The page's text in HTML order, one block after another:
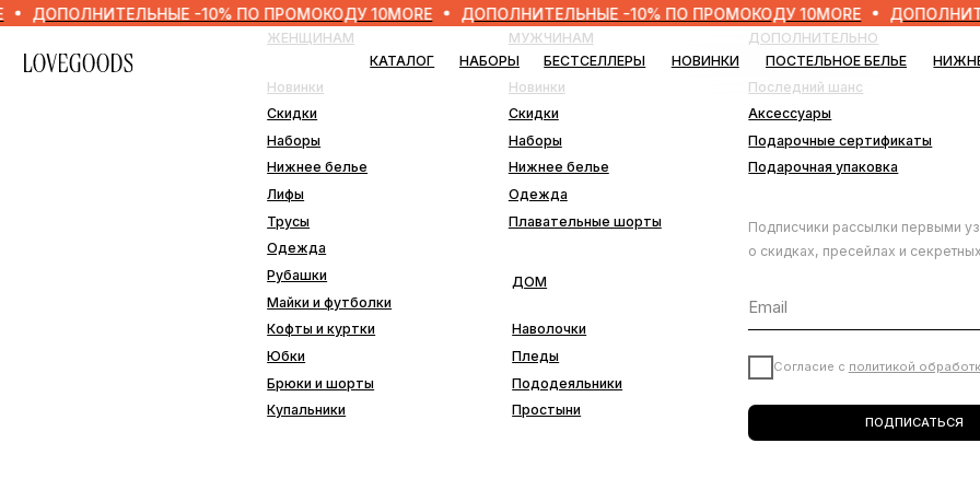
-10% ПО ПРОМОКОДУ 10MORE ДОПОЛНИТЕЛЬНЫЕ -10% ПО ПРОМОКОДУ 10MORE
БЕСТСЕЛЛЕРЫ НОВИНКИ ПОСТЕЛЬНОЕ БЕЛЬЕ НИЖНЕЕ БЕЛЬЕ
НАБОРЫ
КАТАЛОГ
ЖЕНЩИНАМ
Наволочки
Простыни
Наборы
Нижнее белье
Трусы
Рубашки
Одежда
Лифы
Плавательные шорты
Нижнее белье Подарочная упаковка
Подарочные сертификаты
МУЖЧИНАМ ДОПОЛНИТЕЛЬНО
Брюки и шорты
Купальники
Кофты и куртки
Майки и футболки
Согласие сполитикой обработки данных
ПОДПИСАТЬСЯ
о скидках, пресейлах и секретных дропах